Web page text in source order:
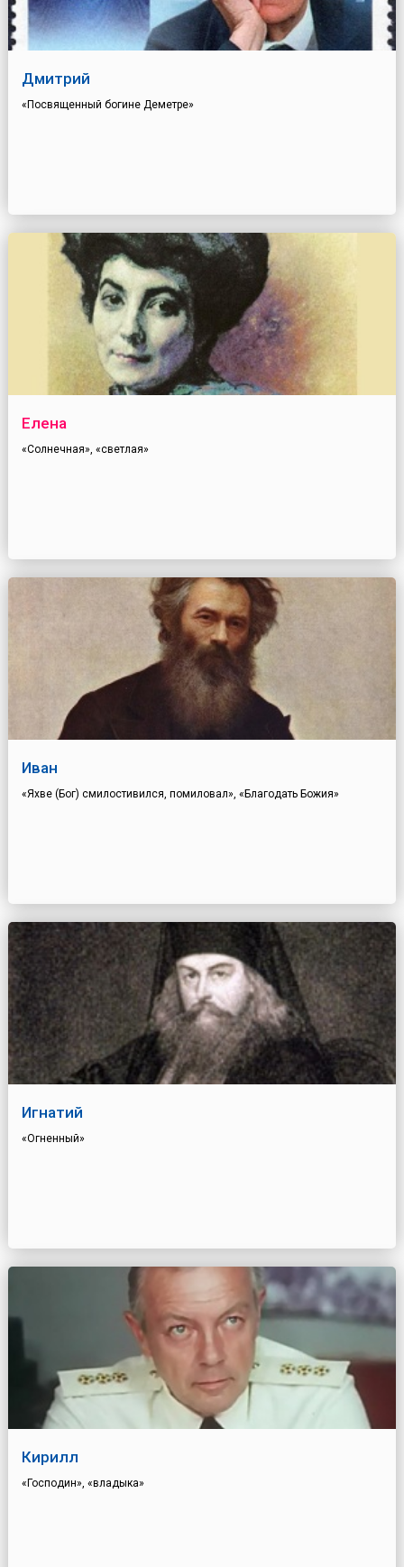
Дмитрий
«Посвященный богине Деметре»
Елена
«Солнечная», «светлая»
Иван
«Яхве (Бог) смилостивился, помиловал», «Благодать Божия»
Игнатий
«Огненный»
Кирилл
«Господин», «владыка»